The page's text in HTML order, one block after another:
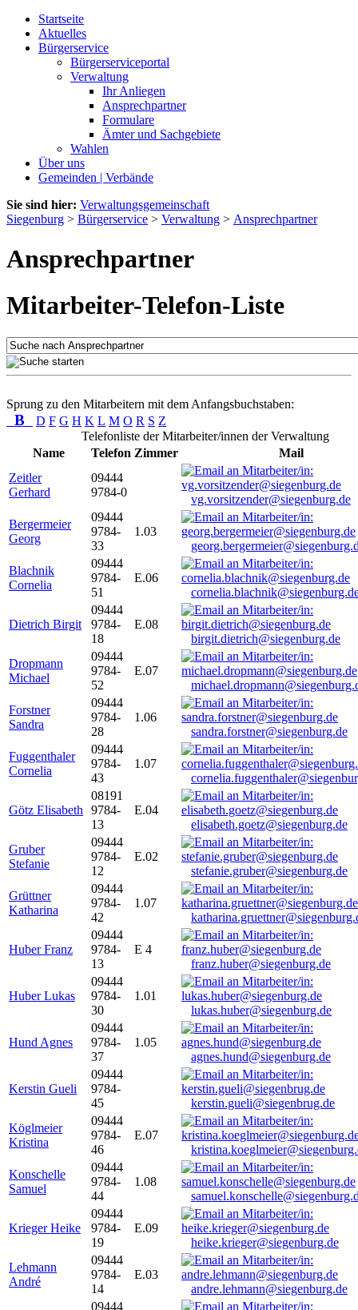
Startseite
Aktuelles
Bürgerservice
Bürgerserviceportal
Verwaltung
Ihr Anliegen
Ansprechpartner
Formulare
Ämter und Sachgebiete
Wahlen
Über uns
Gemeinden | Verbände
Sie sind hier: Verwaltungsgemeinschaft
Siegenburg > Bürgerservice > Verwaltung > Ansprechpartner
Ansprechpartner
Mitarbeiter-Telefon-Liste
Sprung zu den Mitarbeitern mit dem Anfangsbuchstaben:
B D F G H K L M O R S Z
Telefonliste der Mitarbeiter/innen der Verwaltung
Name
Telefon Zimmer
Mail
Zeitler
Gerhard
09444
9784-0
vg.vorsitzender@siegenburg.de
Bergermeier
Georg
09444
9784-
33
1.03
Blachnik
Cornelia
09444
9784-
51
E.06
Dietrich Birgit
09444
9784-
18
E.08
birgit.dietrich@siegenburg.de
Dropmann
Michael
09444
9784-
52
E.07
Forstner
Sandra
09444
9784-
28
1.06
sandra.forstner@siegenburg.de
Fuggenthaler
Cornelia
09444
9784-
43
1.07
Götz Elisabeth
08191
9784-
13
E.04
elisabeth.goetz@siegenburg.de
Gruber
Stefanie
09444
9784-
12
E.02
stefanie.gruber@siegenburg.de
Grüttner
Katharina
09444
9784-
42
1.07
Huber Franz
09444
9784-
13
E 4
franz.huber@siegenburg.de
Huber Lukas
09444
9784-
30
1.01
lukas.huber@siegenburg.de
Hund Agnes
09444
9784-
37
1.05
agnes.hund@siegenburg.de
Kerstin Gueli
09444
9784-
45
kerstin.gueli@siegenbrug.de
Köglmeier
Kristina
09444
9784-
46
E.07
Konschelle
Samuel
09444
9784-
44
1.08
Krieger Heike
09444
9784-
19
E.09
heike.krieger@siegenburg.de
Lehmann
André
09444
9784-
14
E.03
andre.lehmann@siegenburg.de
09444